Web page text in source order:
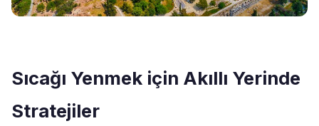
Sıcağı Yenmek için Akıllı Yerinde
Stratejiler